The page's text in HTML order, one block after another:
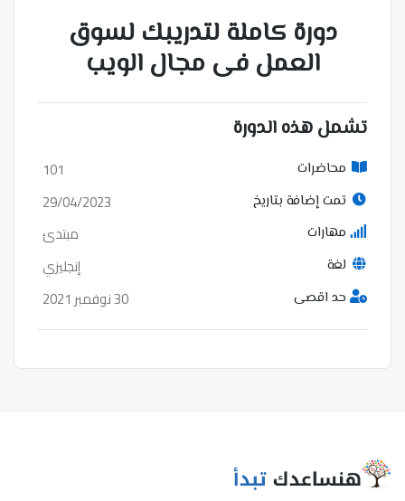
دورة كاملة لتدريبك لسوق
العمل فى مجال الويب
تشمل هذه الدورة
محاضرات 101
تمت إضافة بتاريخ 29/04/2023
مهارات مبتدئ
لغة إنجليزي
حد اقصى 30 نوفمبر 2021